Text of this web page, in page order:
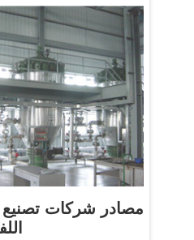
مصادر شركات تصنيع